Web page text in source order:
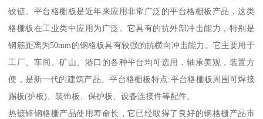
铰链。平台格栅板是近年来应用非常广泛的平台格栅板产品，这类
格栅板在工业类中应用为广泛。它具有的抗外部冲击能力，特别是
钢筋距离为50mm的钢格板具有较强的抗横向冲击能力。它主要用于
工厂、车间、矿山、港口的各种平台均可选用，轴承美观，装置方
便，是新一代的建筑产品。平台格栅板特点:平台格栅板周围可焊接
踢板(护板)、装饰板、保护板、设备连接件等配件。
热镀锌钢格栅产品使用寿命长，它已经取得了良好的钢格栅产品市